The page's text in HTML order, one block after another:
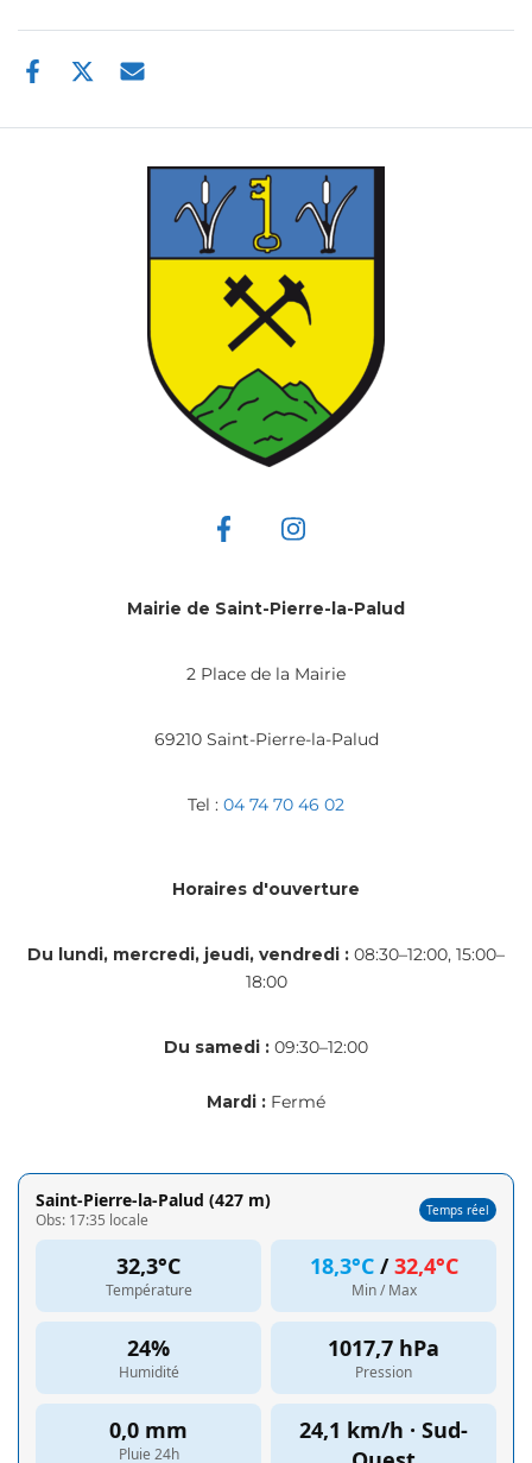
Mairie de Saint-Pierre-la-Palud
2 Place de la Mairie
69210 Saint-Pierre-la-Palud
Tel : 04 74 70 46 02
Horaires d'ouverture
Du lundi, mercredi, jeudi, vendredi : 08:30–12:00, 15:00–
18:00
Du samedi : 09:30–12:00
Mardi : Fermé